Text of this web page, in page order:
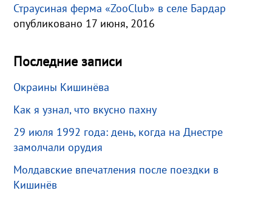
Страусиная ферма «ZooClub» в селе Бардар
опубликовано 17 июня, 2016
Последние записи
Окраины Кишинёва
Как я узнал, что вкусно пахну
29 июля 1992 года: день, когда на Днестре
замолчали орудия
Молдавские впечатления после поездки в
Кишинёв